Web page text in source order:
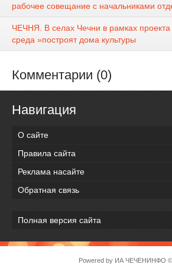
рабочее совещание с начальниками
ЧЕЧНЯ. В селах Чечни в рамках проекта
среда »построят дома культуры
Комментарии (0)
Навигация
О сайте
Правила сайта
Реклама насайте
Обратная связь
Полная версия сайта
Powered by ИА ЧЕЧЕНИНФО